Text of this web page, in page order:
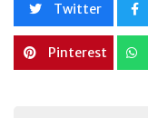
Twitter
Pinterest